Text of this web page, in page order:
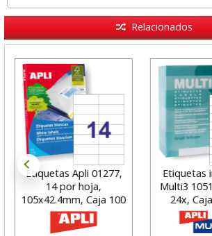
Relacionados
Etiquetas Apli 01277,
14 por hoja,
105x42.4mm, Caja 100
hjs
Etiquetas
Multi3
24x,